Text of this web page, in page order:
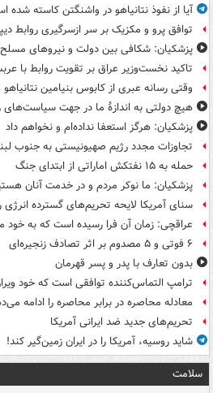
آیا از نفوذ نتانیاهو در واشنگتن کاسته شده
توافق پرو و مکزیک بر سر ازسرگیری روابط
پزشکیان: شکافی بین دولت و نیروهای
تاکید نخست‌وزیر عراق بر تقویت روابط با
وقتی رسانه عبری از کابوس بنیامین
هیچ دولتی به اندازۀ ما در جهت
پزشکیان: هرگز استعفا نداده‌ام و نخواهم داد
تجاوزات مجدد رژیم صهیونیستی به جنوب
حمله به ۱۵ نفتکش‌ اماراتی از ابتدای جنگ
پزشکیان: ما نوکر مردم و در خدمت آنان
سنای آمریکا لایحه تحریم‌های گسترده
عراقچی: زمان آن فرا رسیده است که به خود
۶ فوتی و ۵ مصدوم بر اثر تصادف زنجیره‌ای
بدون تعارف با پدر و پسر قهرمان
ترامپ التماس‌کننده توافقی است که خود
معادله محاصره در برابر محاصره را ادامه
تحریم‌های جدید ضد ایرانی آمریکا
شاید روسیه، آمریکا را در ایران زمین‌گیر کند!
سلامت